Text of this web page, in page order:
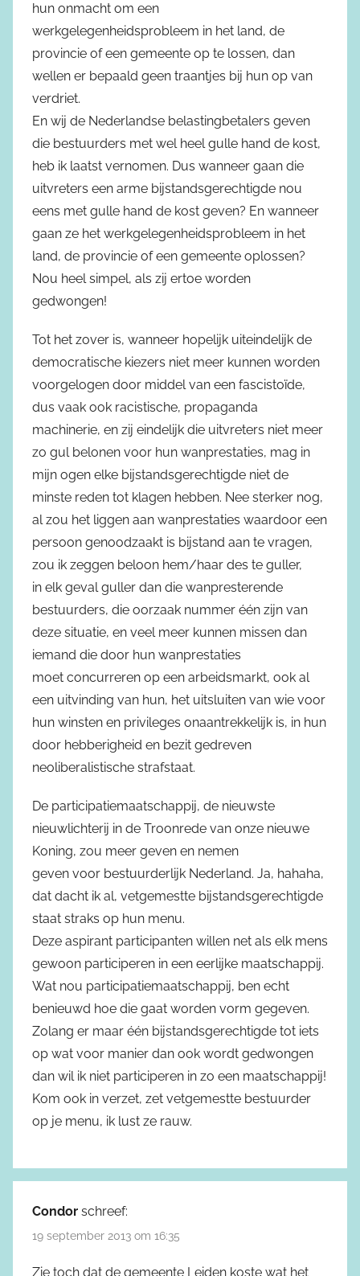
hun onmacht om een
werkgelegenheidsprobleem in het land, de
provincie of een gemeente op te lossen, dan
wellen er bepaald geen traantjes bij hun op van
verdriet.
En wij de Nederlandse belastingbetalers geven
die bestuurders met wel heel gulle hand de kost,
heb ik laatst vernomen. Dus wanneer gaan die
uitvreters een arme bijstandsgerechtigde nou
eens met gulle hand de kost geven? En wanneer
gaan ze het werkgelegenheidsprobleem in het
land, de provincie of een gemeente oplossen?
Nou heel simpel, als zij ertoe worden
gedwongen!
Tot het zover is, wanneer hopelijk uiteindelijk de
democratische kiezers niet meer kunnen worden
voorgelogen door middel van een fascistoïde,
dus vaak ook racistische, propaganda
machinerie, en zij eindelijk die uitvreters niet meer
zo gul belonen voor hun wanprestaties, mag in
mijn ogen elke bijstandsgerechtigde niet de
minste reden tot klagen hebben. Nee sterker nog,
al zou het liggen aan wanprestaties waardoor een
persoon genoodzaakt is bijstand aan te vragen,
zou ik zeggen beloon hem/haar des te guller,
in elk geval guller dan die wanpresterende
bestuurders, die oorzaak nummer één zijn van
deze situatie, en veel meer kunnen missen dan
iemand die door hun wanprestaties
moet concurreren op een arbeidsmarkt, ook al
een uitvinding van hun, het uitsluiten van wie voor
hun winsten en privileges onaantrekkelijk is, in hun
door hebberigheid en bezit gedreven
neoliberalistische strafstaat.
De participatiemaatschappij, de nieuwste
nieuwlichterij in de Troonrede van onze nieuwe
Koning, zou meer geven en nemen
geven voor bestuurderlijk Nederland. Ja, hahaha,
dat dacht ik al, vetgemestte bijstandsgerechtigde
staat straks op hun menu.
Deze aspirant participanten willen net als elk mens
gewoon participeren in een eerlijke maatschappij.
Wat nou participatiemaatschappij, ben echt
benieuwd hoe die gaat worden vorm gegeven.
Zolang er maar één bijstandsgerechtigde tot iets
op wat voor manier dan ook wordt gedwongen
dan wil ik niet participeren in zo een maatschappij!
Kom ook in verzet, zet vetgemestte bestuurder
op je menu, ik lust ze rauw.
Condor schreef:
19 september 2013 om 16:35
Zie toch dat de gemeente Leiden koste wat het